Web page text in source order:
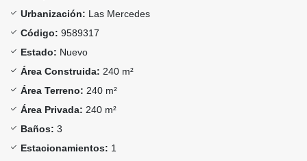
Urbanización: Las Mercedes
Código: 9589317
Estado: Nuevo
Área Construida: 240 m²
Área Terreno: 240 m²
Área Privada: 240 m²
Baños: 3
Estacionamientos: 1